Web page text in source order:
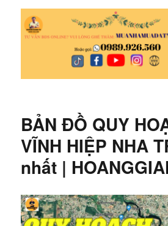
BẢN ĐỒ QUY
VĨNH HIỆP NHA
nhất |